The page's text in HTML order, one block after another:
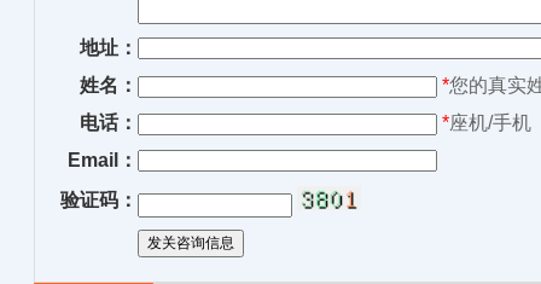
地址：
姓名：
*您的真实
电话：
*座机/手机
Email：
验证码：